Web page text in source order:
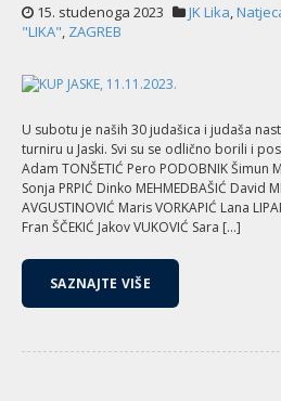
15. studenoga 2023 JK Lika,
"LIKA", ZAGREB
U subotu je naših 30 judašica i judaša
turniru u Jaski. Svi su se odlično borili i
Adam TONŠETIĆ Pero PODOBNIK Šimun
Sonja PRPIĆ Dinko MEHMEDBAŠIĆ David
AVGUSTINOVIĆ Maris VORKAPIĆ Lana
Fran ŠČEKIĆ Jakov VUKOVIĆ Sara […]
SAZNAJTE VIŠE